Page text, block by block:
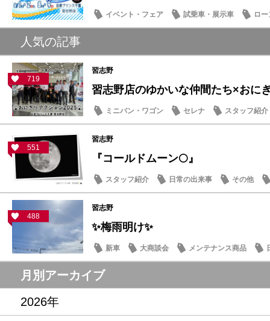
イベント・フェア 試乗車・展示車
ロー
日産のお店
人気の記事
719
習志野
習志野店のゆかいな仲間たち×おに
ミニバン・ワゴン セレナ スタッフ紹介
551
習志野
『コールドムーン🌕』
スタッフ紹介 日常の出来事 その他
488
習志野
✨梅雨明け✨
新車 大商談会 メンテナンス商品
月別アーカイブ
2026年